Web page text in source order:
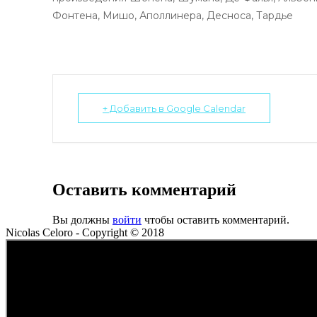
Фонтена, Мишо, Аполлинера, Десноса, Тардье
+ Добавить в Google Calendar
Оставить комментарий
Вы должны войти чтобы оставить комментарий.
Nicolas Celoro - Copyright © 2018